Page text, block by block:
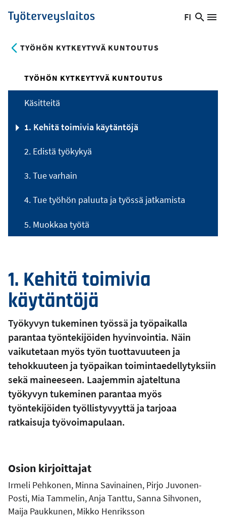
Hyppää
pääsisältöön
Työterveyslaitos
Vaihda
FI
Hae
TYÖHÖN KYTKEYTYVÄ KUNTOUTUS
1. Kehitä toimivia
käytäntöjä
Työkyvyn tukeminen työssä ja työpaikalla
parantaa työntekijöiden hyvinvointia. Näin
vaikutetaan myös työn tuottavuuteen ja
tehokkuuteen ja työpaikan toimintaedellytyksiin
sekä maineeseen. Laajemmin ajateltuna
työkyvyn tukeminen parantaa myös
työntekijöiden työllistyvyyttä ja tarjoaa
ratkaisuja työvoimapulaan.
Osion kirjoittajat
Irmeli Pehkonen, Minna Savinainen, Pirjo Juvonen-
Posti, Mia Tammelin, Anja Tanttu, Sanna Sihvonen,
Maija Paukkunen, Mikko Henriksson
TYÖHÖN KYTKEYTYVÄ KUNTOUTUS
Käsitteitä
1. Kehitä toimivia käytäntöjä
2. Edistä työkykyä
3. Tue varhain
4. Tue työhön paluuta ja työssä jatkamista
5. Muokkaa työtä